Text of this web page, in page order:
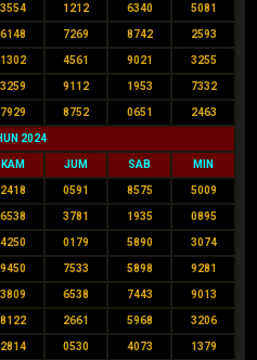
3554 1212 6340 5081
6148 7269 8742 2593
1302 4561 9021 3255
3259 9112 1953 7332
7929 8752 0651 2463
2024
KAM JUM SAB MIN
2418 0591 8575 5009
6538 3781 1935 0895
4250 0179 5890 3074
9450 7533 5898 9281
3809 6538 7443 9013
8122 2661 5968 3206
2814 0530 4073 1379